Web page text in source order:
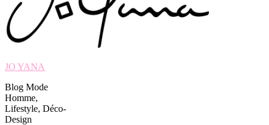
JO YANA
Blog Mode
Homme,
Lifestyle, Déco-
Design